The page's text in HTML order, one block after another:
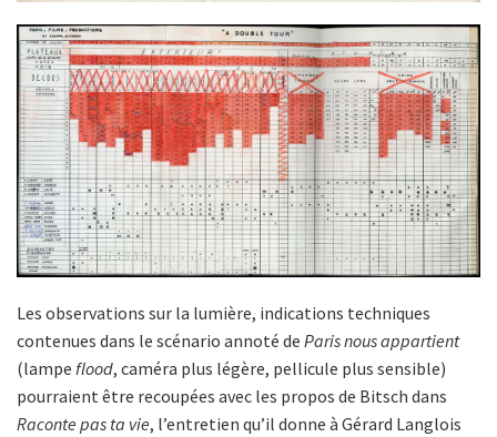
Les observations sur la lumière, indications techniques
contenues dans le scénario annoté de Paris nous appartient
(lampe flood, caméra plus légère, pellicule plus sensible)
pourraient être recoupées avec les propos de Bitsch dans
Raconte pas ta vie, l’entretien qu’il donne à Gérard Langlois